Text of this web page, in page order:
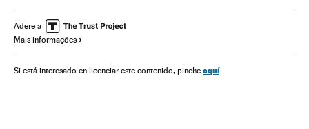
Movimentos sociais Conflitos
Organizações internacionais
Relações exteriores
Adere a
Mais informações
Si está interesado en licenciar este contenido, pinche aquí